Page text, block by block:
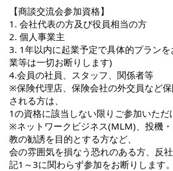
【商談交流会参加資格】
1. 会社代表の方及び役員相当の方
2. 個人事業主
3. 1年以内に起業予定で具体的プラン
業等は一切お断りします)
4.会員の社員、スタッフ、関係者等
※保険代理店、保険会社の外交員など
される方は、
1の資格に該当しない限りご参加いただ
※ネットワークビジネス(MLM)、投機
教の勧誘を目的とする方など、
会の雰囲気を損なう恐れのある方、反
記1～3に関わらず参加をお断りします。